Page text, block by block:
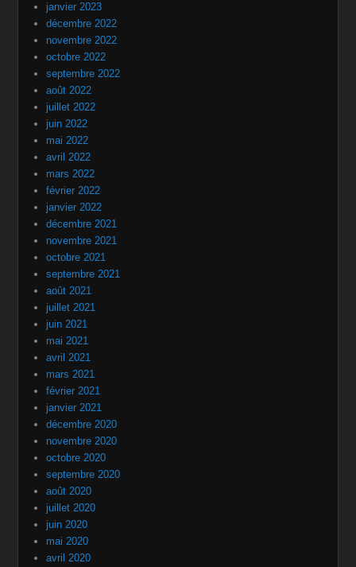
janvier 2023
décembre 2022
novembre 2022
octobre 2022
septembre 2022
août 2022
juillet 2022
juin 2022
mai 2022
avril 2022
mars 2022
février 2022
janvier 2022
décembre 2021
novembre 2021
octobre 2021
septembre 2021
août 2021
juillet 2021
juin 2021
mai 2021
avril 2021
mars 2021
février 2021
janvier 2021
décembre 2020
novembre 2020
octobre 2020
septembre 2020
août 2020
juillet 2020
juin 2020
mai 2020
avril 2020